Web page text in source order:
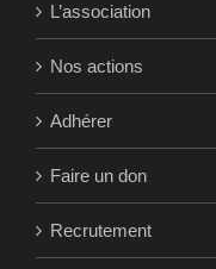
L’association
Nos actions
Adhérer
Faire un don
Recrutement